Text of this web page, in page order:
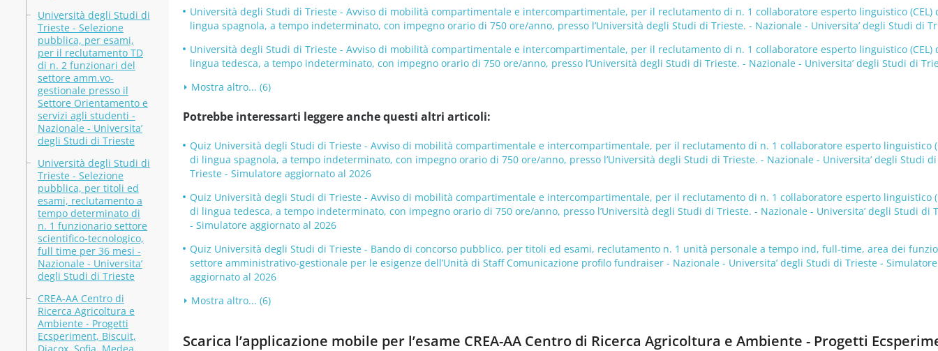
Università degli Studi di
Trieste - Selezione
pubblica, per esami,
per il reclutamento TD
di n. 2 funzionari del
settore amm.vo-
gestionale presso il
Settore Orientamento e
servizi agli studenti -
Nazionale - Universita’
degli Studi di Trieste
Università degli Studi di
Trieste - Selezione
pubblica, per titoli ed
esami, reclutamento a
tempo determinato di
n. 1 funzionario settore
scientifico-tecnologico,
full time per 36 mesi -
Nazionale - Universita’
degli Studi di Trieste
CREA-AA Centro di
Ricerca Agricoltura e
Ambiente - Progetti
Ecsperiment, Biscuit,
Università degli Studi di Trieste - Avviso di mobilità compartimentale e intercompartimentale, per il reclutamento di n. 1 collaboratore esperto linguistico (CEL)
lingua spagnola, a tempo indeterminato, con impegno orario di 750 ore/anno, presso l’Università degli Studi di Trieste. - Nazionale - Universita’ degli Studi di
Università degli Studi di Trieste - Avviso di mobilità compartimentale e intercompartimentale, per il reclutamento di n. 1 collaboratore esperto linguistico (CEL)
lingua tedesca, a tempo indeterminato, con impegno orario di 750 ore/anno, presso l’Università degli Studi di Trieste. - Nazionale - Universita’ degli Studi di
Mostra altro... (6)
Potrebbe interessarti leggere anche questi altri articoli:
Quiz Università degli Studi di Trieste - Avviso di mobilità compartimentale e intercompartimentale, per il reclutamento di n. 1 collaboratore esperto linguistico
di lingua spagnola, a tempo indeterminato, con impegno orario di 750 ore/anno, presso l’Università degli Studi di Trieste. - Nazionale - Universita’ degli Studi di
Trieste - Simulatore aggiornato al 2026
Quiz Università degli Studi di Trieste - Avviso di mobilità compartimentale e intercompartimentale, per il reclutamento di n. 1 collaboratore esperto linguistico
di lingua tedesca, a tempo indeterminato, con impegno orario di 750 ore/anno, presso l’Università degli Studi di Trieste. - Nazionale - Universita’ degli Studi di
- Simulatore aggiornato al 2026
Quiz Università degli Studi di Trieste - Bando di concorso pubblico, per titoli ed esami, reclutamento n. 1 unità personale a tempo ind, full-time, area dei
settore amministrativo-gestionale per le esigenze dell’Unità di Staff Comunicazione profilo fundraiser - Nazionale - Universita’ degli Studi di Trieste - Simulatore
aggiornato al 2026
Mostra altro... (6)
Scarica l’applicazione mobile per l’esame CREA-AA Centro di Ricerca Agricoltura e Ambiente - Progetti